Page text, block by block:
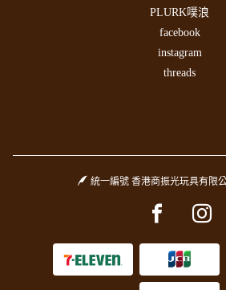
PLURK噗浪
facebook
instagram
threads
統一編號 香港商振光玩具有限
Facebook